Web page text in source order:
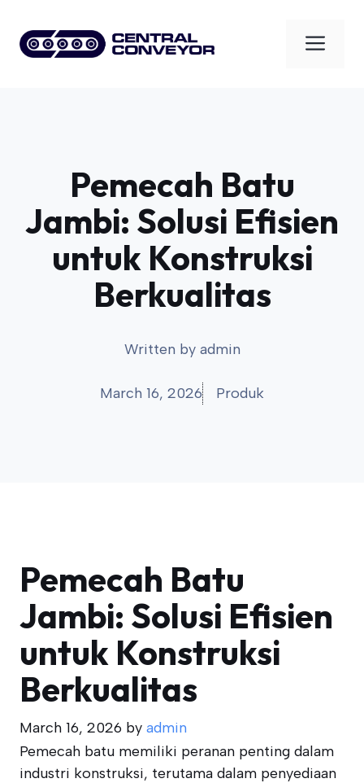
content
Pemecah Batu
Jambi: Solusi Efisien
untuk Konstruksi
Berkualitas
Written by admin
March 16, 2026 Produk
Pemecah Batu
Jambi: Solusi Efisien
untuk Konstruksi
Berkualitas
March 16, 2026 by admin
Pemecah batu memiliki peranan penting dalam
industri konstruksi, terutama dalam penyediaan